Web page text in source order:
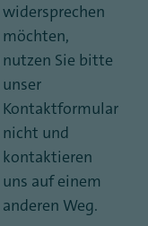
widersprechen
möchten,
nutzen Sie bitte
unser
Kontaktformular
nicht und
kontaktieren
uns auf einem
anderen Weg.